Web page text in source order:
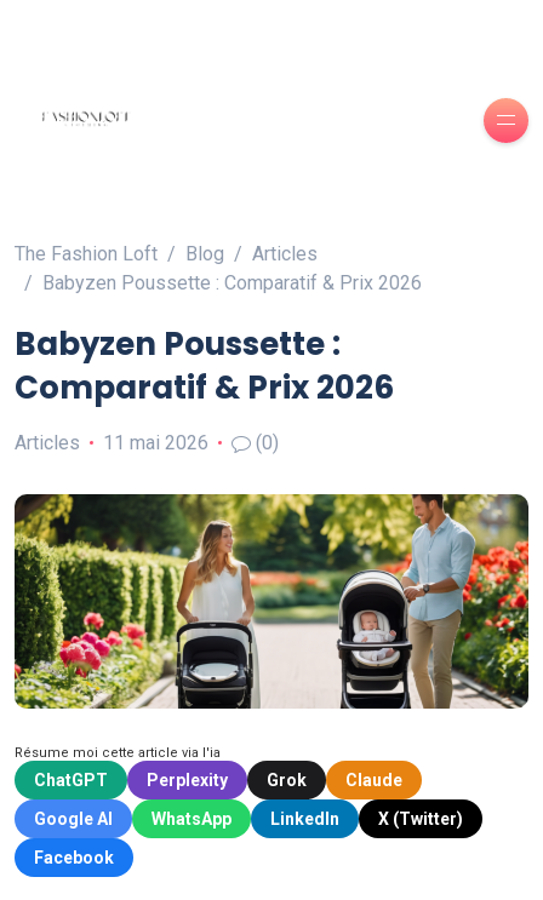
The Fashion Loft Blog
Articles
Babyzen Poussette : Comparatif & Prix 2026
Babyzen Poussette :
Comparatif & Prix 2026
Articles 11 mai 2026 (0)
Résume moi cette article via l'ia
ChatGPT Perplexity Grok
Claude
Google AI
WhatsApp LinkedIn
X (Twitter)
Facebook